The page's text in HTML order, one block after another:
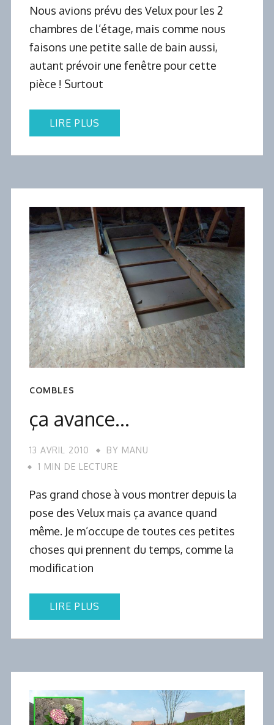
Nous avions prévu des Velux pour les 2
chambres de l’étage, mais comme nous
faisons une petite salle de bain aussi,
autant prévoir une fenêtre pour cette
pièce ! Surtout
LIRE PLUS
COMBLES
ça avance…
13 AVRIL 2010 BY MANU
1 MIN DE LECTURE
Pas grand chose à vous montrer depuis la
pose des Velux mais ça avance quand
même. Je m’occupe de toutes ces petites
choses qui prennent du temps, comme la
modification
LIRE PLUS